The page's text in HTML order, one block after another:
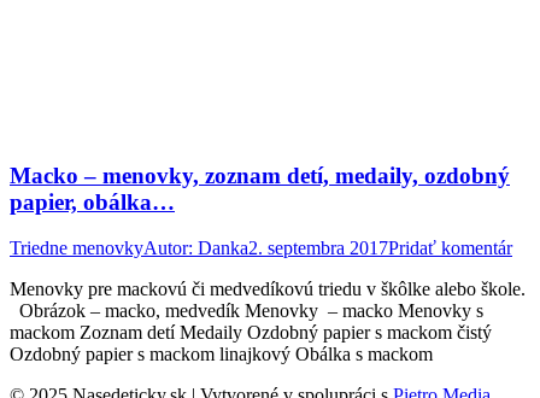
Macko – menovky, zoznam detí, medaily, ozdobný
papier, obálka…
Triedne menovkyAutor: Danka2. septembra 2017Pridať komentár
Menovky pre mackovú či medvedíkovú triedu v škôlke alebo škole.
Obrázok – macko, medvedík Menovky – macko Menovky s
mackom Zoznam detí Medaily Ozdobný papier s mackom čistý
Ozdobný papier s mackom linajkový Obálka s mackom